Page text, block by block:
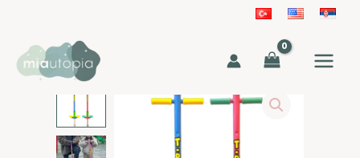
Pogo
Zıplama
Çubuğu
adet